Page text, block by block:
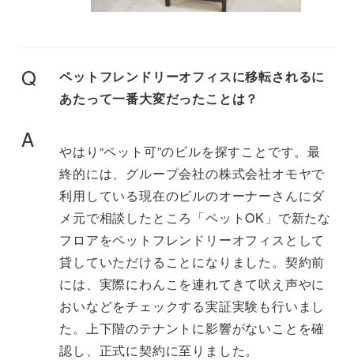
Q
ペットフレンドリーオフィスに移転されるに
あたって一番大変だったことは？
A
やはり“ペット可”のビルを探すことです。最
終的には、グループ会社の株式会社オモヤで
利用している現在のビルのオーナーさんにダ
メ元で相談したところ「ペットOK」で新たな
フロアをペットフレンドリーオフィスとして
貸していただけることになりました。契約前
には、実際にわんこを連れてきて吠え声やに
おいなどをチェックする実証実験も行いまし
た。上下階のテナントに影響がないことを確
認し、正式に契約に至りました。